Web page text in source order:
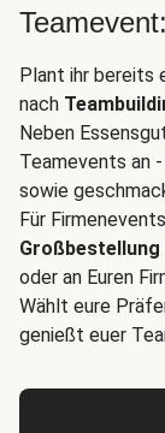
Plant ihr bereits
nach
Neben
Teamevents an
sowie
Für
Großbestellung
oder an Euren
Wählt eure
genießt euer